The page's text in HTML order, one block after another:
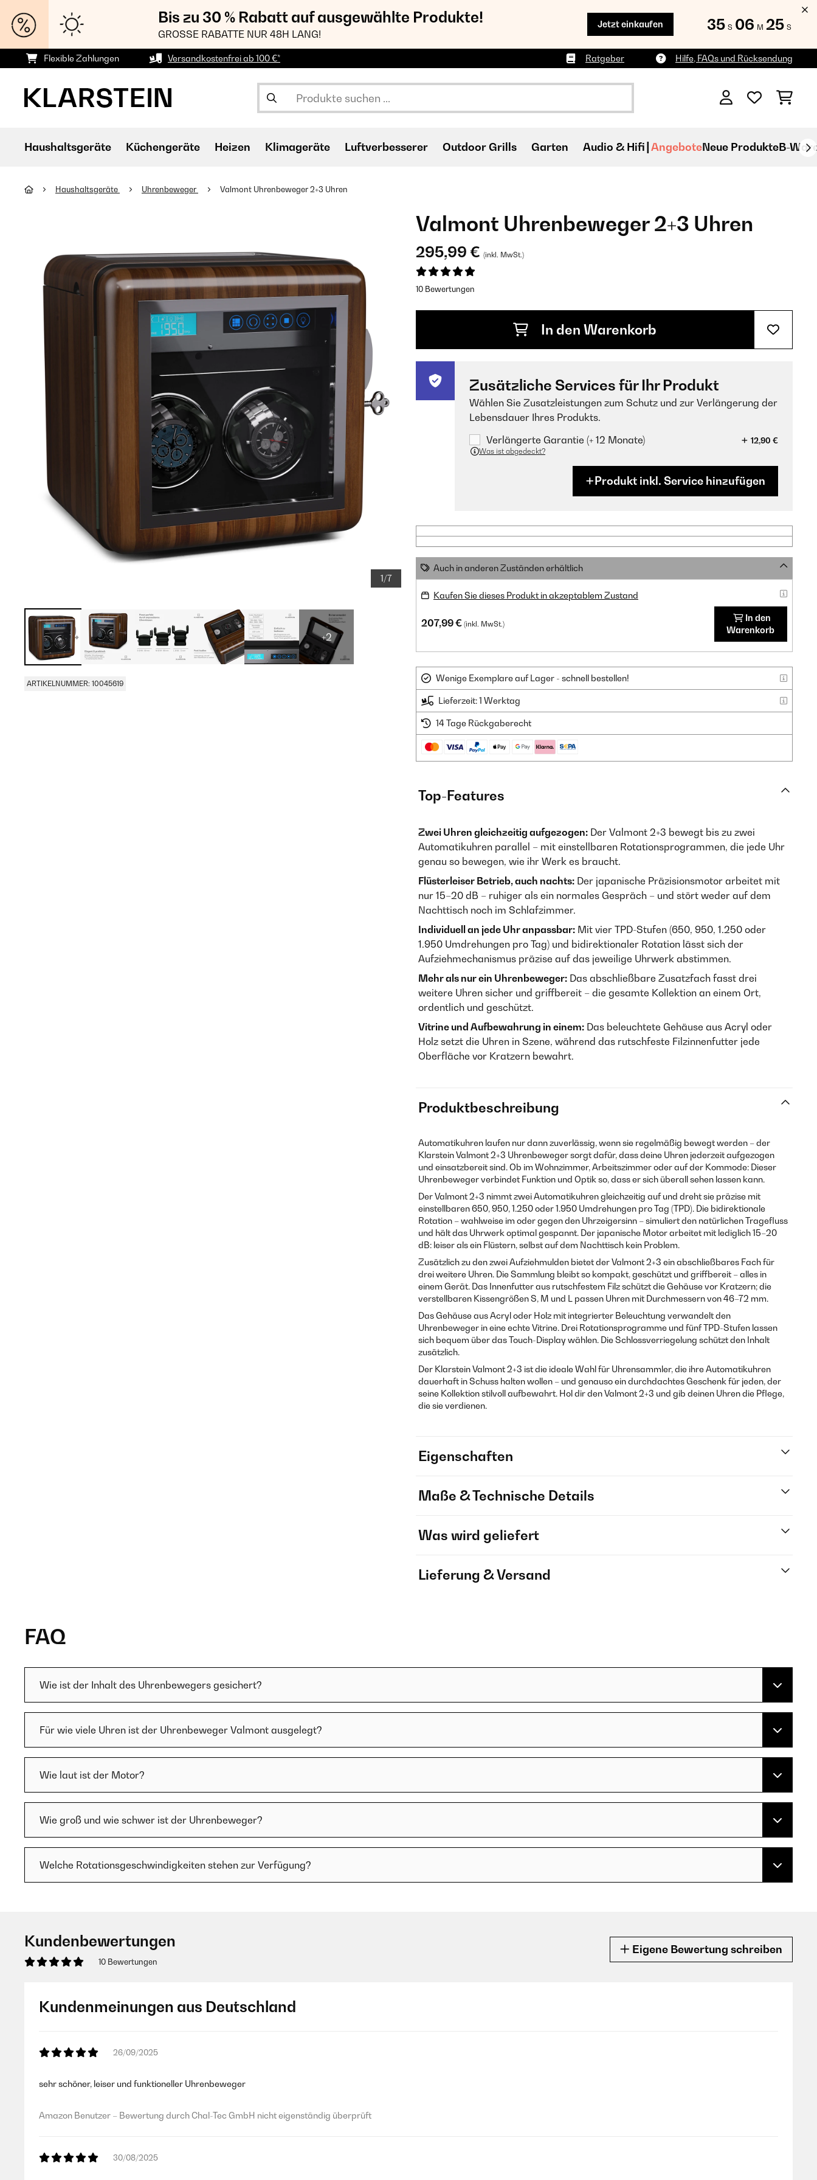
Bis zu 30 % Rabatt auf ausgewählte Produkte!
GROSSE RABATTE NUR 48H LANG!
Jetzt einkaufen 35 S 06 M 24 S
Flexible Zahlungen Versandkostenfrei ab 100 €* Ratgeber Hilfe, FAQs und Rücksendung
Haushaltsgeräte Küchengeräte Heizen Klimageräte Luftverbesserer Outdoor Grills Garten Audio & Hifi AngeboteNeue ProdukteB-
Haushaltsgeräte Uhrenbeweger Valmont Uhrenbeweger 2+3 Uhren
1/7
+2
ARTIKELNUMMER: 10045619
Valmont Uhrenbeweger 2+3 Uhren
295,99 € (inkl. MwSt.)
10 Bewertungen
In den Warenkorb
Zusätzliche Services für Ihr Produkt
Wählen Sie Zusatzleistungen zum Schutz und zur Verlängerung der
Lebensdauer Ihres Produkts.
Verlängerte Garantie (+ 12 Monate)
12,90 €
Was ist abgedeckt?
Produkt inkl. Service hinzufügen
Auch in anderen Zuständen erhältlich
Kaufen Sie dieses Produkt in akzeptablem Zustand
207,99 € (inkl. MwSt.)
In den
Warenkorb
Wenige Exemplare auf Lager - schnell bestellen!
Lieferzeit: 1 Werktag
14 Tage Rückgaberecht
Top-Features
Zwei Uhren gleichzeitig aufgezogen: Der Valmont 2+3 bewegt bis zu zwei
Automatikuhren parallel – mit einstellbaren Rotationsprogrammen, die jede Uhr
genau so bewegen, wie ihr Werk es braucht.
Flüsterleiser Betrieb, auch nachts: Der japanische Präzisionsmotor arbeitet mit
nur 15–20 dB – ruhiger als ein normales Gespräch – und stört weder auf dem
Nachttisch noch im Schlafzimmer.
Individuell an jede Uhr anpassbar: Mit vier TPD-Stufen (650, 950, 1.250 oder
1.950 Umdrehungen pro Tag) und bidirektionaler Rotation lässt sich der
Aufziehmechanismus präzise auf das jeweilige Uhrwerk abstimmen.
Mehr als nur ein Uhrenbeweger: Das abschließbare Zusatzfach fasst drei
weitere Uhren sicher und griffbereit – die gesamte Kollektion an einem Ort,
ordentlich und geschützt.
Vitrine und Aufbewahrung in einem: Das beleuchtete Gehäuse aus Acryl oder
Holz setzt die Uhren in Szene, während das rutschfeste Filzinnenfutter jede
Oberfläche vor Kratzern bewahrt.
Produktbeschreibung
Automatikuhren laufen nur dann zuverlässig, wenn sie regelmäßig bewegt werden – der
Klarstein Valmont 2+3 Uhrenbeweger sorgt dafür, dass deine Uhren jederzeit aufgezogen
und einsatzbereit sind. Ob im Wohnzimmer, Arbeitszimmer oder auf der Kommode: Dieser
Uhrenbeweger verbindet Funktion und Optik so, dass er sich überall sehen lassen kann.
Der Valmont 2+3 nimmt zwei Automatikuhren gleichzeitig auf und dreht sie präzise mit
einstellbaren 650, 950, 1.250 oder 1.950 Umdrehungen pro Tag (TPD). Die bidirektionale
Rotation – wahlweise im oder gegen den Uhrzeigersinn – simuliert den natürlichen Tragefluss
und hält das Uhrwerk optimal gespannt. Der japanische Motor arbeitet mit lediglich 15–20
dB: leiser als ein Flüstern, selbst auf dem Nachttisch kein Problem.
Zusätzlich zu den zwei Aufziehmulden bietet der Valmont 2+3 ein abschließbares Fach für
drei weitere Uhren. Die Sammlung bleibt so kompakt, geschützt und griffbereit – alles in
einem Gerät. Das Innenfutter aus rutschfestem Filz schützt die Gehäuse vor Kratzern; die
verstellbaren Kissengrößen S, M und L passen Uhren mit Durchmessern von 46–72 mm.
Das Gehäuse aus Acryl oder Holz mit integrierter Beleuchtung verwandelt den
Uhrenbeweger in eine echte Vitrine. Drei Rotationsprogramme und fünf TPD-Stufen lassen
sich bequem über das Touch-Display wählen. Die Schlossverriegelung schützt den Inhalt
zusätzlich.
Der Klarstein Valmont 2+3 ist die ideale Wahl für Uhrensammler, die ihre Automatikuhren
dauerhaft in Schuss halten wollen – und genauso ein durchdachtes Geschenk für jeden, der
seine Kollektion stilvoll aufbewahrt. Hol dir den Valmont 2+3 und gib deinen Uhren die Pflege,
die sie verdienen.
Eigenschaften
Maße & Technische Details
Was wird geliefert
Lieferung & Versand
FAQ
Wie ist der Inhalt des Uhrenbewegers gesichert?
Für wie viele Uhren ist der Uhrenbeweger Valmont ausgelegt?
Wie laut ist der Motor?
Wie groß und wie schwer ist der Uhrenbeweger?
Welche Rotationsgeschwindigkeiten stehen zur Verfügung?
Kundenbewertungen
10 Bewertungen
Eigene Bewertung schreiben
Kundenmeinungen aus Deutschland
26/09/2025
sehr schöner, leiser und funktioneller Uhrenbeweger
Amazon Benutzer – Bewertung durch Chal-Tec GmbH nicht eigenständig überprüft
30/08/2025